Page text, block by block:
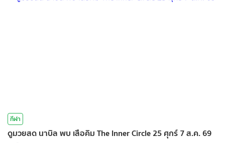
กีฬา
ดูมวยสด นาบิล พบ เสือคิม The Inner Circle 25 ศุกร์ 7 ส.ค. 69